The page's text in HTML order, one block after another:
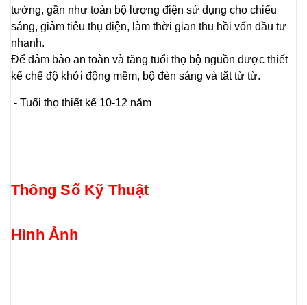
tưởng, gần như toàn bộ lượng điện sử dụng cho chiếu
sáng, giảm tiêu thụ điện, làm thời gian thu hồi vốn đầu tư
nhanh.
Để đảm bảo an toàn và tăng tuổi thọ bộ nguồn được thiết
kế chế độ khởi động mềm, bộ đèn sáng và tăt từ từ.
- Tuổi thọ thiết kế 10-12 năm
Thông Số Kỹ Thuật
Hình Ảnh